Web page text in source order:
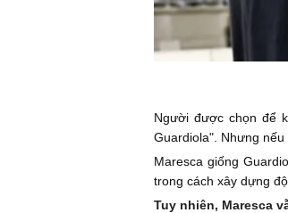
Người được chọn để
Guardiola". Nhưng
Maresca giống
trong cách xây dựng
Tuy nhiên, Maresca